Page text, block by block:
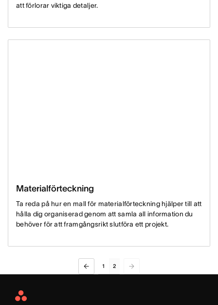
att förlorar viktiga detaljer.
Materialförteckning
Ta reda på hur en mall för materialförteckning hjälper till att
hålla dig organiserad genom att samla all information du
behöver för att framgångsrikt slutföra ett projekt.
1 2
Asana